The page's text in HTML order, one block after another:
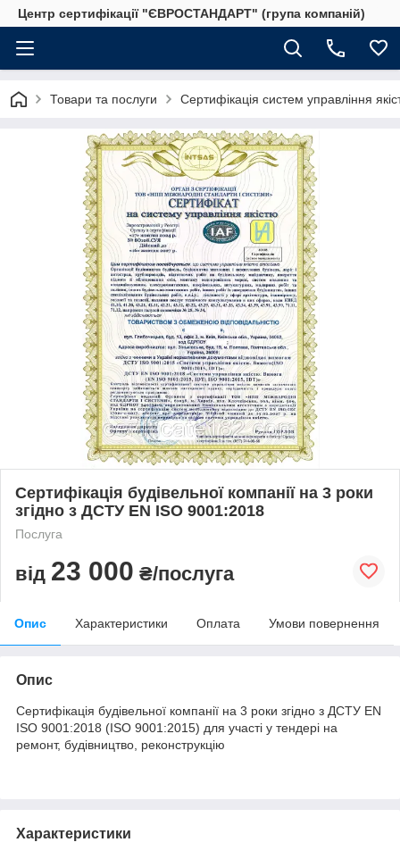
Центр сертифікації "ЄВРОСТАНДАРТ" (група компаній)
Товари та послуги Сертифікація систем управління
Сертифікація будівельної компанії на 3 роки
згідно з ДСТУ EN ISO 9001:2018
Послуга
від 23 000 ₴/послуга
Опис Характеристики Оплата Умови повернення
Опис
Сертифікація будівельної компанії на 3 роки згідно з ДСТУ EN
ISO 9001:2018 (ISO 9001:2015) для участі у тендері на
ремонт, будівництво, реконструкцію
Характеристики